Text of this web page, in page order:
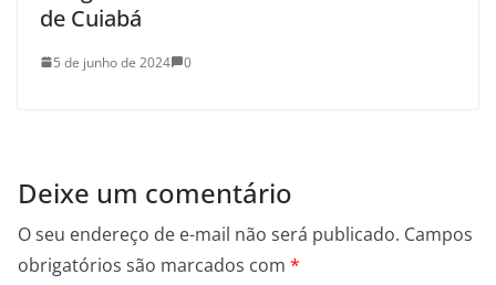
de Cuiabá
5 de junho de 2024 0
Deixe um comentário
O seu endereço de e-mail não será publicado. Campos
obrigatórios são marcados com *